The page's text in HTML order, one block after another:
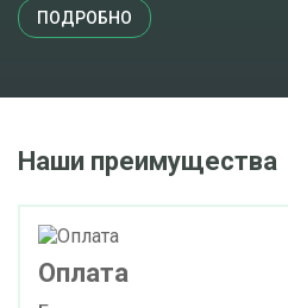
ПОДРОБНО
Наши преимущества
Оплата